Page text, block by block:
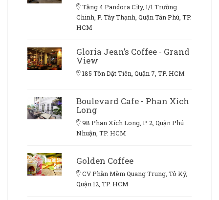
Tầng 4 Pandora City, 1/1 Trường
Chinh, P. Tây Thạnh, Quận Tân Phú, TP.
HCM
Gloria Jean’s Coffee - Grand
View
185 Tôn Dật Tiên, Quận 7, TP. HCM
Boulevard Cafe - Phan Xích
Long
98 Phan Xích Long, P. 2, Quận Phú
Nhuận, TP. HCM
Golden Coffee
CV Phần Mềm Quang Trung, Tô Ký,
Quận 12, TP. HCM